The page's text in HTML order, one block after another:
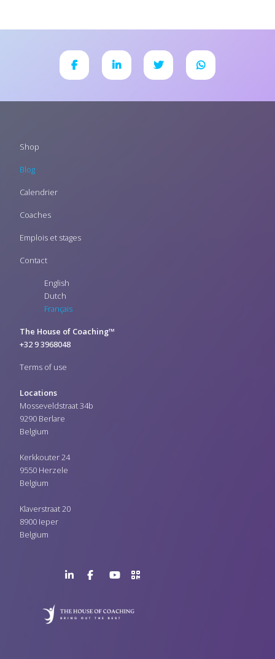
Footer
Shop
Blog
Calendrier
Coaches
Emplois et stages
Contact
English
Dutch
Français
The House of Coaching™
+32 9 3968048
Terms of use
Locations
Mosseveldstraat 34b
9290 Berlare
Belgium
Kerkkouter 24
9550 Herzele
Belgium
Klaverstraat 20
8900 Ieper
Belgium
PagePageChannel
QR